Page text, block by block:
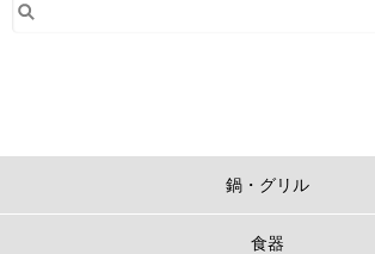
鍋・グリル
食器